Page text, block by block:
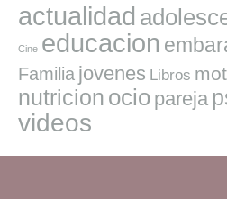
actualidad
Cine educacion
Familia jovenes Libros
nutricion ocio pareja
videos